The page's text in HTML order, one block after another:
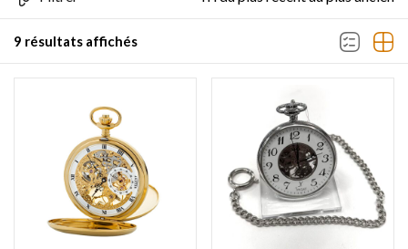
9 résultats affichés
S'IDENTIFIER
MON COMPTE